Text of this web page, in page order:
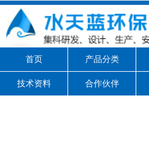
首页 产品分类
技术资料 合作伙伴